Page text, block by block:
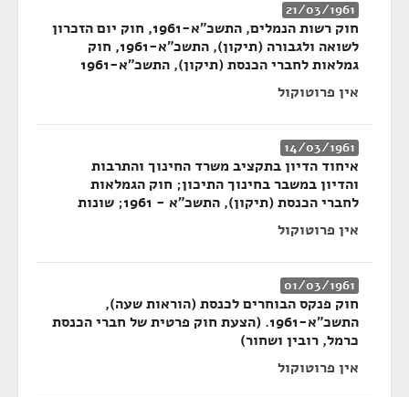
21/03/1961
חוק רשות הנמלים, התשכ"א-1961, חוק יום הזכרון
לשואה ולגבורה (תיקון), התשכ"א-1961, חוק
גמלאות לחברי הכנסת (תיקון), התשכ"א-1961
אין פרוטוקול
14/03/1961
איחוד הדיון בתקציב משרד החינוך והתרבות
והדיון במשבר בחינוך התיכון; חוק הגמלאות
לחברי הכנסת (תיקון), התשכ"א - 1961; שונות
אין פרוטוקול
01/03/1961
חוק פנקס הבוחרים לכנסת (הוראות שעה),
התשכ"א-1961. (הצעת חוק פרטית של חברי הכנסת
כרמל, רובין ושחור)
אין פרוטוקול